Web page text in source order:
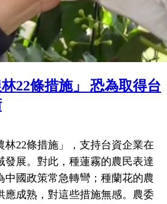
22條措施」 恐為取得台
林22條措施」，支持台資企業在
發展。對此，種蓮霧的農民表達
中國政策常急轉彎；種蘭花的農
應成熟，對這些措施無感。農委